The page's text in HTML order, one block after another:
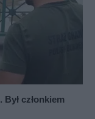
członkiem